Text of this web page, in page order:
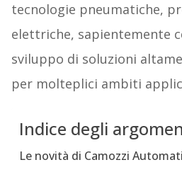
tecnologie pneumatiche,
elettriche, sapientemente
sviluppo di soluzioni
per molteplici ambiti
Indice degli
Le novità di Camozzi